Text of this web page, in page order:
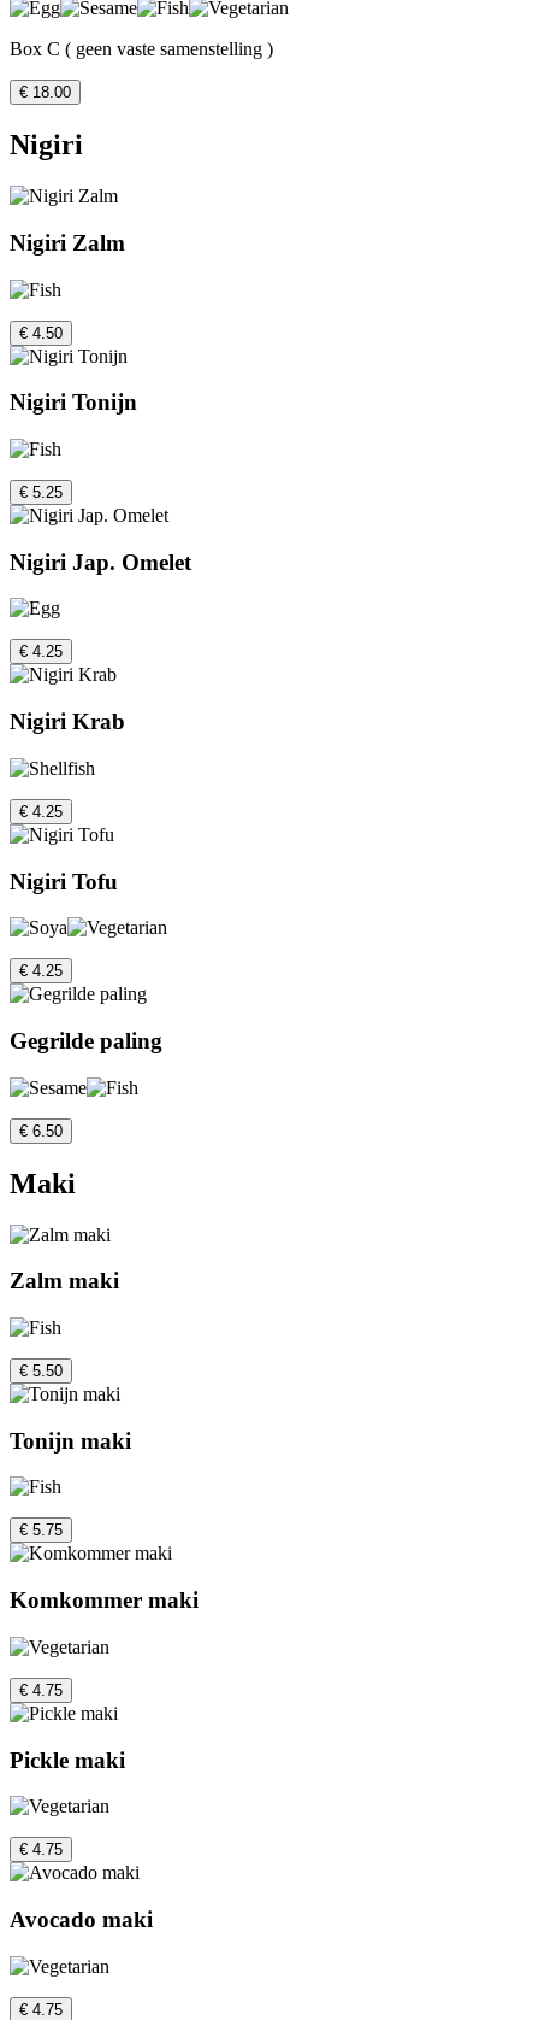
Box C ( geen vaste samenstelling )
€ 18.00
Nigiri
Nigiri Zalm
€ 4.50
Nigiri Tonijn
€ 5.25
Nigiri Jap. Omelet
€ 4.25
Nigiri Krab
€ 4.25
Nigiri Tofu
€ 4.25
Gegrilde paling
€ 6.50
Maki
Zalm maki
€ 5.50
Tonijn maki
€ 5.75
Komkommer maki
€ 4.75
Pickle maki
€ 4.75
Avocado maki
€ 4.75